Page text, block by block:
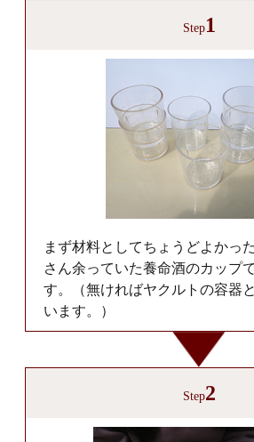
Step1
まず材料としてちょうどよかっ
さん余っていた養命酒のカップ
す。（無ければヤクルトの容器
います。）
Step2